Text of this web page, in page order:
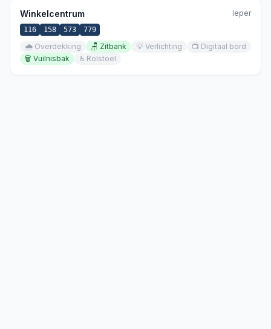
Winkelcentrum Ieper
116 158 573 779
🌧️ Overdekking 🪑 Zitbank 💡 Verlichting 📺 Digitaal bord
🗑️ Vuilnisbak ♿ Rolstoel